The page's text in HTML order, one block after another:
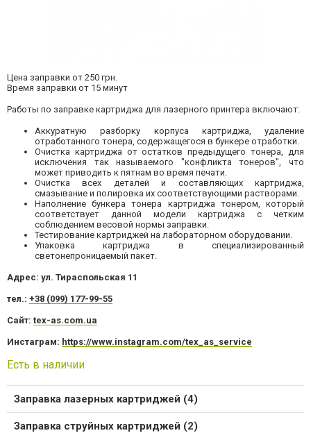
Цена заправки от 250 грн.
Время заправки от 15 минут
Работы по заправке картриджа для лазерного принтера включают:
Аккуратную разборку корпуса картриджа, удаление
отработанного тонера, содержащегося в бункере отработки.
Очистка картриджа от остатков предыдущего тонера, для
исключения так называемого "конфликта тонеров", что
может приводить к пятнам во время печати.
Очистка всех деталей и составляющих картриджа,
смазывание и полировка их соответствующими растворами.
Наполнение бункера тонера картриджа тонером, который
соответствует данной модели картриджа с четким
соблюдением весовой нормы заправки.
Тестирование картриджей на лабораторном оборудовании.
Упаковка картриджа в специализированный
светонепроницаемый пакет.
Адрес: ул. Тираспольская 11
тел.: +38 (099) 177-99-55
Сайт: tex-as.com.ua
Инстаграм: https://www.instagram.com/tex_as_service
Есть в наличии
Заправка лазерных картриджей (4)
Заправка струйных картриджей (2)